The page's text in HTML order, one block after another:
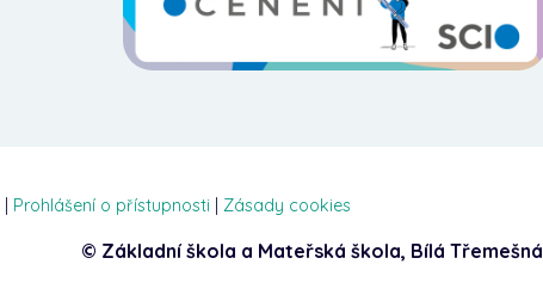
| Prohlášení o přístupnosti |Zásady cookies
© Základní škola a Mateřská škola, Bílá Třemešná